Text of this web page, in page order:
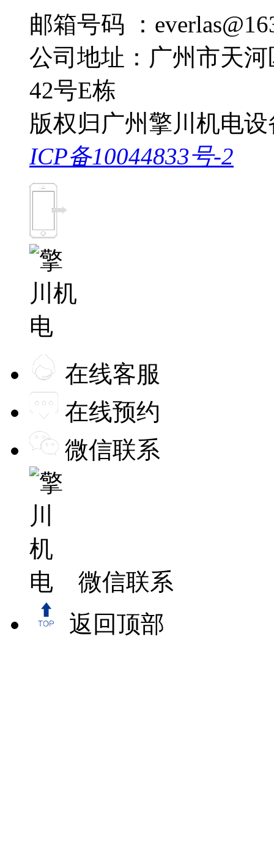
邮箱号码 ：
公司地址：广州市天
42号E栋
版权归广州擎川机电
ICP备10044833号-2
在线客服
在线预约
微信联系
微信联系
返回顶部